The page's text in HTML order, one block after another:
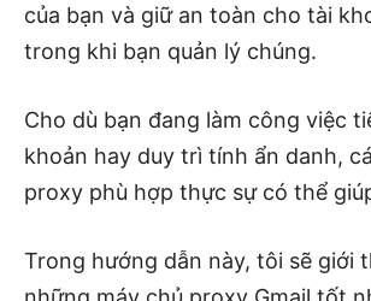
của bạn và giữ an toàn cho tài
trong khi bạn quản lý chúng.
Cho dù bạn đang làm công việc
khoản hay duy trì tính ẩn danh,
proxy phù hợp thực sự có thể
Trong hướng dẫn này, tôi sẽ giới